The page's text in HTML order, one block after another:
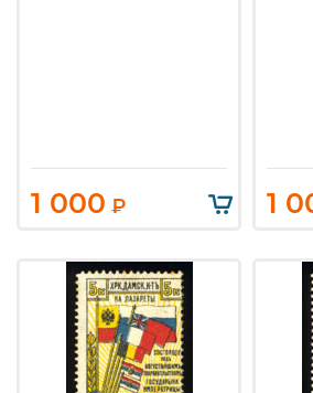
1 000 ₽ 1